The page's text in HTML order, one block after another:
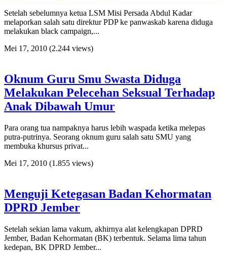
Setelah sebelumnya ketua LSM Misi Persada Abdul Kadar
melaporkan salah satu direktur PDP ke panwaskab karena diduga
melakukan black campaign,...
Mei 17, 2010 (2.244 views)
Oknum Guru Smu Swasta Diduga
Melakukan Pelecehan Seksual Terhadap
Anak Dibawah Umur
Para orang tua nampaknya harus lebih waspada ketika melepas
putra-putrinya. Seorang oknum guru salah satu SMU yang
membuka khursus privat...
Mei 17, 2010 (1.855 views)
Menguji Ketegasan Badan Kehormatan
DPRD Jember
Setelah sekian lama vakum, akhirnya alat kelengkapan DPRD
Jember, Badan Kehormatan (BK) terbentuk. Selama lima tahun
kedepan, BK DPRD Jember...